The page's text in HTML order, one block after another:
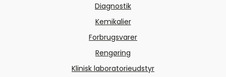
Diagnostik
Kemikalier
Forbrugsvarer
Rengøring
Klinisk laboratorieudstyr